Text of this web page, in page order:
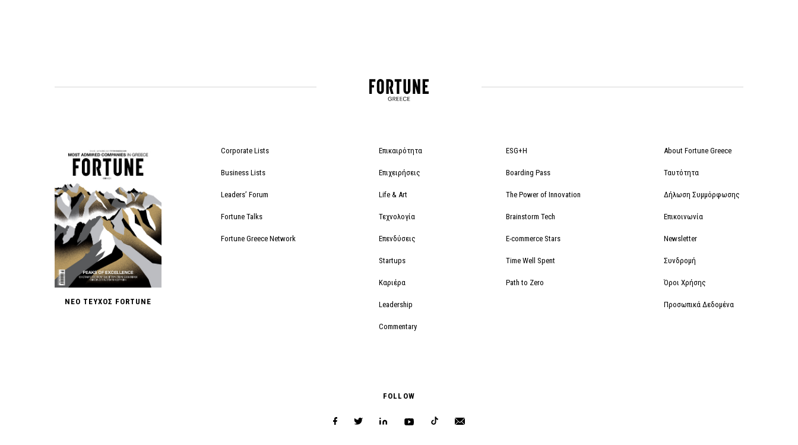
ΝΕΟ ΤΕΥΧΟΣ FORTUNE
Corporate Lists
Business Lists
Leaders’ Forum
Fortune Talks
Fortune Greece Network
Επικαιρότητα
Επιχειρήσεις
Life & Art
Τεχνολογία
Επενδύσεις
Startups
Καριέρα
Leadership
Commentary
ESG+H
Boarding Pass
The Power of Innovation
Brainstorm Tech
E-commerce Stars
Time Well Spent
Path to Zero
About Fortune Greece
Ταυτότητα
Δήλωση Συμμόρφωσης
Επικοινωνία
Newsletter
Συνδρομή
Όροι Χρήσης
Προσωπικά Δεδομένα
FOLLOW